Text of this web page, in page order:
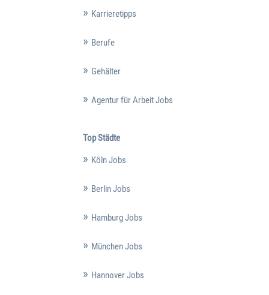
Karrieretipps
Berufe
Gehälter
Agentur für Arbeit Jobs
Top Städte
Köln Jobs
Berlin Jobs
Hamburg Jobs
München Jobs
Hannover Jobs